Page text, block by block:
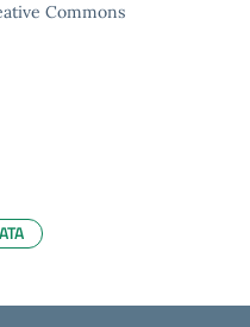
Commons